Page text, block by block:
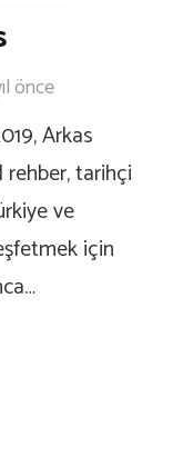
önce
Arkas
tarihçi
ve
için